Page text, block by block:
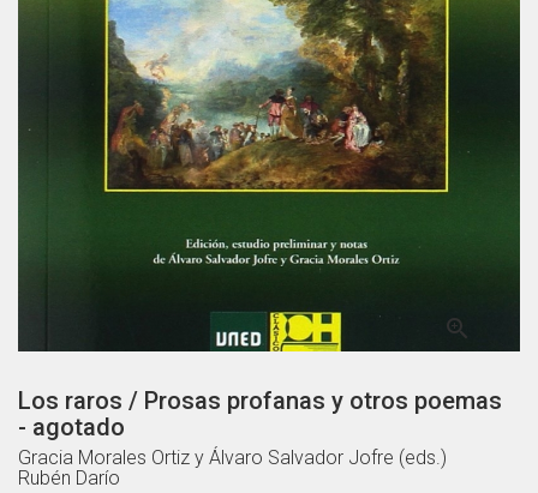

Los raros / Prosas profanas y otros poemas
- agotado
Gracia Morales Ortiz y Álvaro Salvador Jofre (eds.)
Rubén Darío